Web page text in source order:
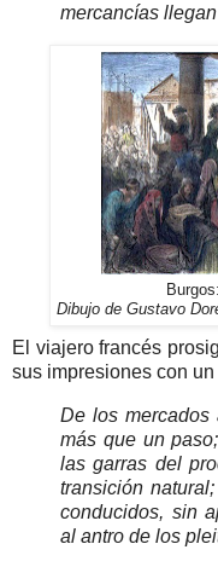
mercancías
Dibujo de Gustavo
El viajero francés
sus impresiones con
De los
más que un
las garras del
transición
conducidos, sin
al antro de los